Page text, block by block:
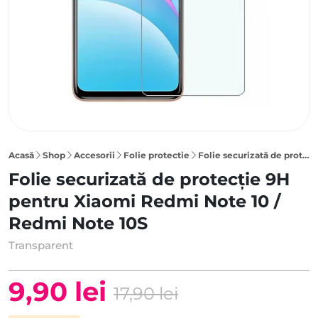
Acasă Shop Accesorii Folie protectie Folie securizată de protecție 9H pentru Xiaomi Redmi Note 10 / Redmi Note 10S, Transparent
Folie securizată de protecție 9H
pentru Xiaomi Redmi Note 10 /
Redmi Note 10S
Transparent
17,90lei
9,90 lei